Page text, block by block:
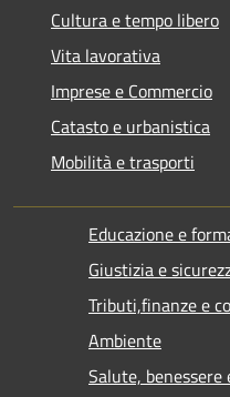
Cultura e tempo libero
Vita lavorativa
Imprese e Commercio
Catasto e urbanistica
Mobilità e trasporti
Educazione e
Giustizia e
Tributi,finanze e
Ambiente
Salute, benessere